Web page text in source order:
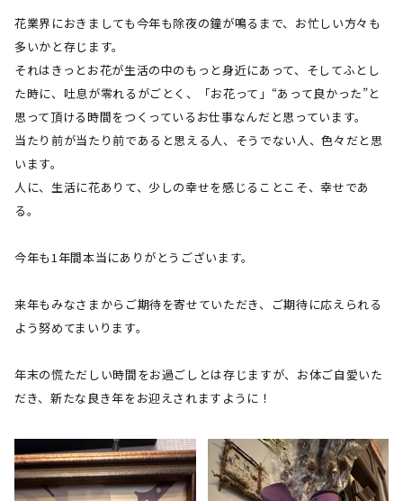
花業界におきましても今年も除夜の鐘が鳴るまで、お忙しい方々も
多いかと存じます。
それはきっとお花が生活の中のもっと身近にあって、そしてふとし
た時に、吐息が零れるがごとく、「お花って」“あって良かった”と
思って頂ける時間をつくっているお仕事なんだと思っています。
当たり前が当たり前であると思える人、そうでない人、色々だと思
います。
人に、生活に花ありて、少しの幸せを感じることこそ、幸せであ
る。
今年も 1 年間本当にありがとうございます。
来年もみなさまからご期待を寄せていただき、ご期待に応えられる
よう努めてまいります。
年末の慌ただしい時間をお過ごしとは存じますが、お体ご自愛いた
だき、新たな良き年をお迎えされますように！